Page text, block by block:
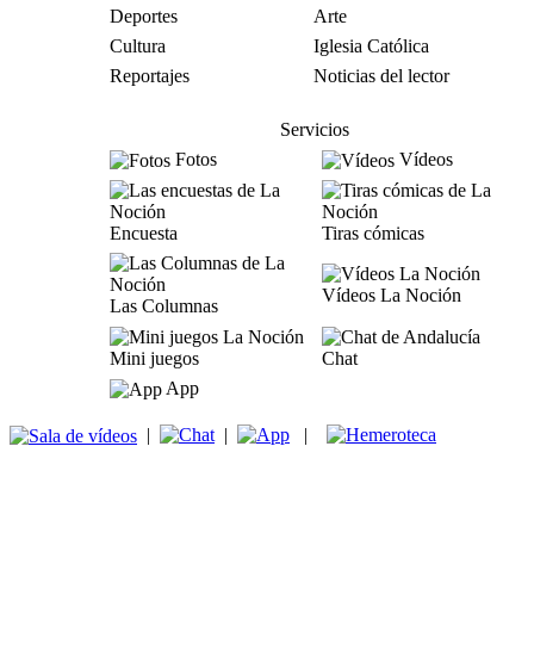
Deportes
Arte
Cultura
Iglesia Católica
Reportajes
Noticias del lector
Servicios
Fotos
Vídeos
Encuesta Tiras cómicas
Las Columnas
Vídeos La Noción
Mini juegos
Chat
App
| | |